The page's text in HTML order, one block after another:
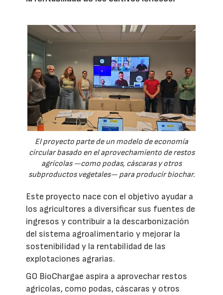
El proyecto parte de un modelo de economía
circular basado en el aprovechamiento de restos
agrícolas —como podas, cáscaras y otros
subproductos vegetales— para producir biochar.
Este proyecto nace con el objetivo ayudar a
los agricultores a diversificar sus fuentes de
ingresos y contribuir a la descarbonización
del sistema agroalimentario y mejorar la
sostenibilidad y la rentabilidad de las
explotaciones agrarias.
GO BioChargae aspira a aprovechar restos
agrícolas, como podas, cáscaras y otros